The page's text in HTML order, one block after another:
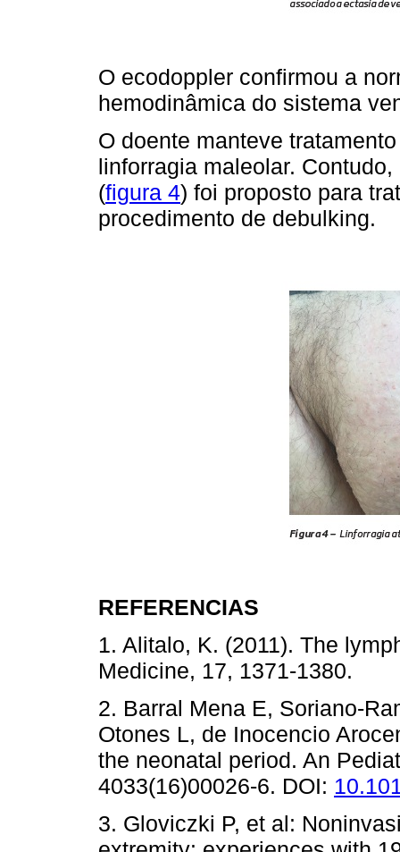
O ecodoppler confirmou a
hemodinâmica do sistema
O doente manteve
linforragia maleolar.
(figura 4) foi proposto para
procedimento de debulking.
REFERENCIAS
1. Alitalo, K. (2011). The
Medicine, 17, 1371-
2. Barral Mena E, Soriano-
Otones L, de Inocencio
the neonatal period. An
4033(16)00026-6. DOI:
3. Gloviczki P, et al: